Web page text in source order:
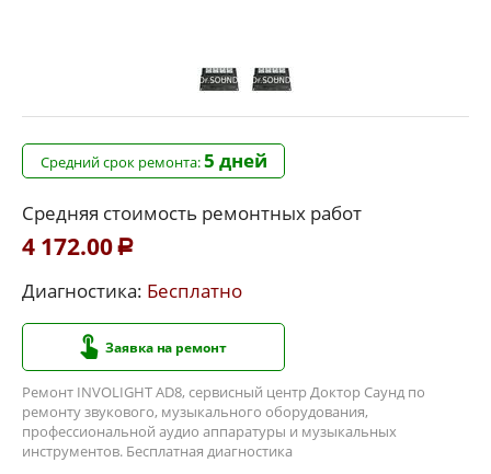
Средний срок ремонта:5 дней
Средняя стоимость ремонтных работ
4 172.00 Р
Диагностика: Бесплатно
Заявка на ремонт
Ремонт INVOLIGHT AD8, сервисный центр Доктор Саунд по
ремонту звукового, музыкального оборудования,
профессиональной аудио аппаратуры и музыкальных
инструментов. Бесплатная диагностика